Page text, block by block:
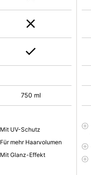
750 ml
Mit UV-Schutz
Für mehr Haarvolumen
Mit Glanz-Effekt